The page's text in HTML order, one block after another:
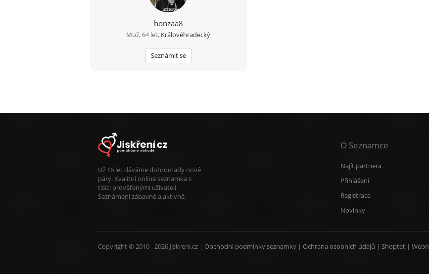
honzaa8
Muž, 64 let, Královéhradecký
Seznámit se
Už 16 let dáváme dohromady nové
páry. Kvalitní online seznamka s
tisíci prověřenými uživateli.
Seznámení zábavně a aktivně.
O Seznamce
Najít partnera
Přihlášení
Registrace
Novinky
Copyright © 2010 - 2026 Jiskreni.cz | Obchodní podmínky seznamky | Ochrana osobních údajů | Shoptet |